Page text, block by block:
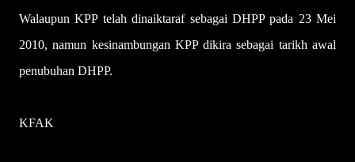
Walaupun KPP telah dinaiktaraf sebagai DHPP pada 23 Mei
2010, namun kesinambungan KPP dikira sebagai tarikh awal
penubuhan DHPP.
KFAK